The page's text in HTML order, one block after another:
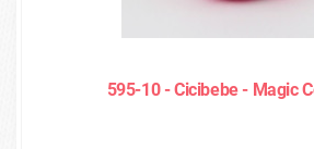
595-10 - Cicibebe - Magic